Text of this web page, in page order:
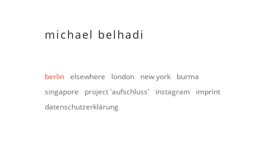
michael belhadi
berlin elsewhere london new york
burma
singapore
project 'aufschluss' instagram
imprint
datenschutzerklärung